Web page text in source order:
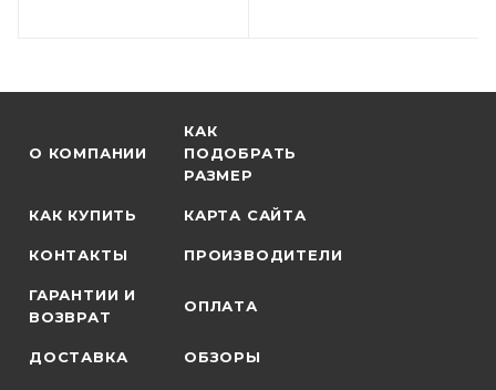
О КОМПАНИИ
КАК
ПОДОБРАТЬ
РАЗМЕР
КАК КУПИТЬ КАРТА САЙТА
КОНТАКТЫ ПРОИЗВОДИТЕЛИ
ГАРАНТИИ И
ВОЗВРАТ
ОПЛАТА
ДОСТАВКА ОБЗОРЫ